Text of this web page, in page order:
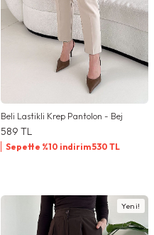
Beli Lastikli Krep Pantolon - Bej
589 TL
Sepette %10 indirim530 TL
Yeni!